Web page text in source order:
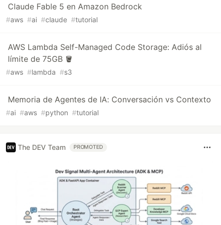
Claude Fable 5 en Amazon Bedrock
#aws #ai #claude #tutorial
AWS Lambda Self-Managed Code Storage: Adiós al
límite de 75GB 🪣
#aws #lambda #s3
Memoria de Agentes de IA: Conversación vs Contexto
#ai #aws #python #tutorial
The DEV Team PROMOTED